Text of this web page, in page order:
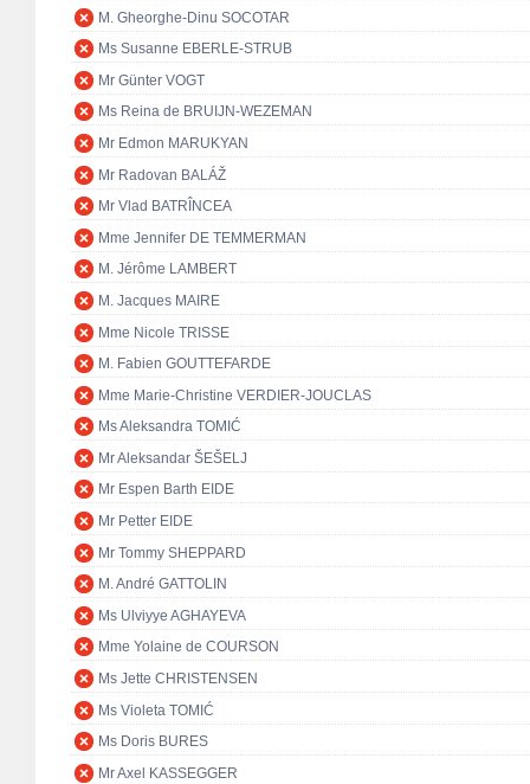
M. Gheorghe-Dinu SOCOTAR
Ms Susanne EBERLE-STRUB
Mr Günter VOGT
Ms Reina de BRUIJN-WEZEMAN
Mr Edmon MARUKYAN
Mr Radovan BALÁŽ
Mr Vlad BATRÎNCEA
Mme Jennifer DE TEMMERMAN
M. Jérôme LAMBERT
M. Jacques MAIRE
Mme Nicole TRISSE
M. Fabien GOUTTEFARDE
Mme Marie-Christine VERDIER-JOUCLAS
Ms Aleksandra TOMIĆ
Mr Aleksandar ŠEŠELJ
Mr Espen Barth EIDE
Mr Petter EIDE
Mr Tommy SHEPPARD
M. André GATTOLIN
Ms Ulviyye AGHAYEVA
Mme Yolaine de COURSON
Ms Jette CHRISTENSEN
Ms Violeta TOMIĆ
Ms Doris BURES
Mr Axel KASSEGGER